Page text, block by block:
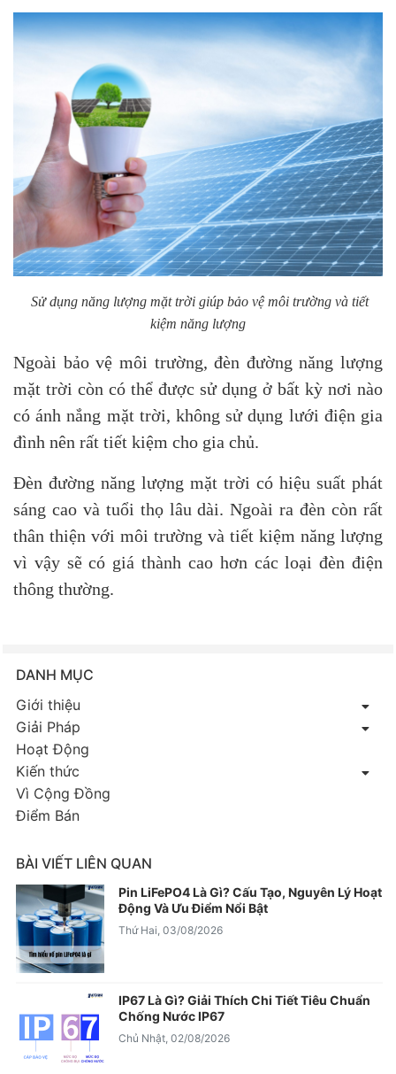
Sử dụng năng lượng mặt trời giúp bảo vệ môi trường và tiết
kiệm năng lượng
Ngoài bảo vệ môi trường, đèn đường năng lượng
mặt trời còn có thể được sử dụng ở bất kỳ nơi nào
có ánh nắng mặt trời, không sử dụng lưới điện gia
đình nên rất tiết kiệm cho gia chủ.
Đèn đường năng lượng mặt trời có hiệu suất phát
sáng cao và tuổi thọ lâu dài. Ngoài ra đèn còn rất
thân thiện với môi trường và tiết kiệm năng lượng
vì vậy sẽ có giá thành cao hơn các loại đèn điện
thông thường.
DANH MỤC
Giới thiệu
Giải Pháp
Hoạt Động
Kiến thức
Vì Cộng Đồng
Điểm Bán
BÀI VIẾT LIÊN QUAN
Pin LiFePO4 Là Gì? Cấu Tạo, Nguyên Lý Hoạt
Động Và Ưu Điểm Nổi Bật
Thứ Hai, 03/08/2026
IP67 Là Gì? Giải Thích Chi Tiết Tiêu Chuẩn
Chống Nước IP67
Chủ Nhật, 02/08/2026